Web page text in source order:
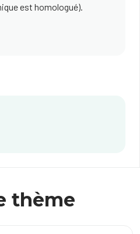
est homologué).
thème